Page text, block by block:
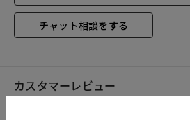
チャット相談をする
カスタマーレビュー